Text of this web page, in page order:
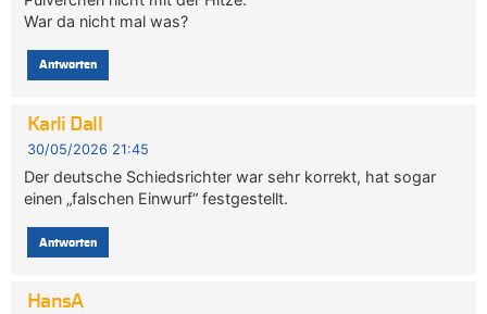
War da nicht mal was?
Antworten
Karli Dall
30/05/2026 21:45
Der deutsche Schiedsrichter war sehr korrekt, hat sogar
einen „falschen Einwurf“ festgestellt.
Antworten
HansA